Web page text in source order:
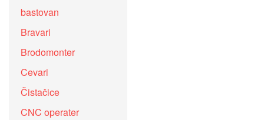
bastovan
Bravari
Brodomonter
Cevari
Čistačice
CNC operater